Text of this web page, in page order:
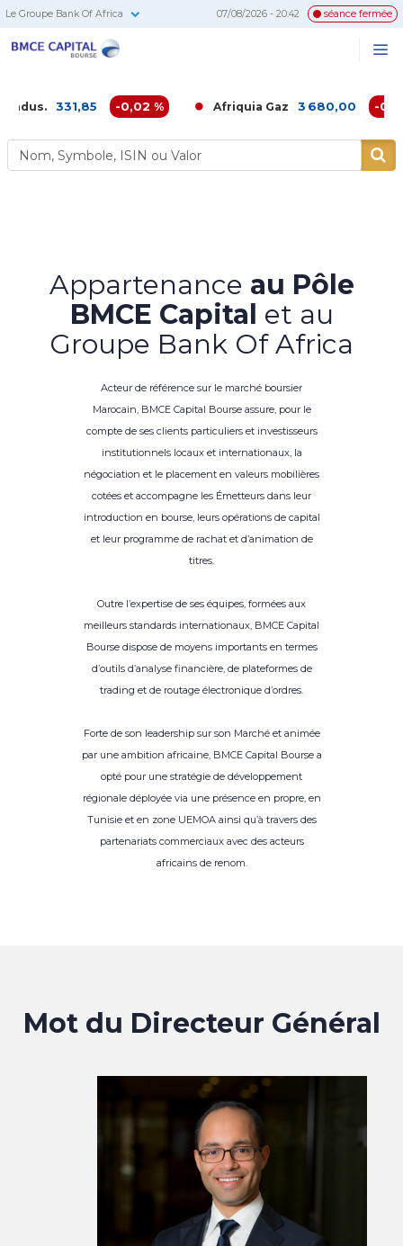
Le Groupe Bank Of Africa 07/08/2026 - 20:42 séance fermée
-0,02 % Afriquia Gaz 3 680,00 -0,16 %
Appartenance au Pôle
BMCE Capital et au
Groupe Bank Of Africa
Acteur de référence sur le marché boursier
Marocain, BMCE Capital Bourse assure, pour le
compte de ses clients particuliers et investisseurs
institutionnels locaux et internationaux, la
négociation et le placement en valeurs mobilières
cotées et accompagne les Émetteurs dans leur
introduction en bourse, leurs opérations de capital
et leur programme de rachat et d’animation de
titres.
Outre l’expertise de ses équipes, formées aux
meilleurs standards internationaux, BMCE Capital
Bourse dispose de moyens importants en termes
d’outils d’analyse financière, de plateformes de
trading et de routage électronique d’ordres.
Forte de son leadership sur son Marché et animée
par une ambition africaine, BMCE Capital Bourse a
opté pour une stratégie de développement
régionale déployée via une présence en propre, en
Tunisie et en zone UEMOA ainsi qu’à travers des
partenariats commerciaux avec des acteurs
africains de renom.
Mot du Directeur Général